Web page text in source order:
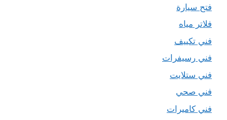
فتح سيارة
فلاتر مياه
فني تكييف
فني رسيفرات
فني ستلايت
فني صحي
فني كاميرات